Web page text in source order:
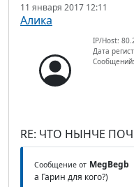
11 января 2017 12:11
Алика
IP/Host:
Дата
RE: ЧТО НЫНЧЕ
Сообщение от MegBegb
а Гарин для кого?)